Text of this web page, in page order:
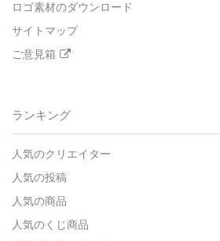
ロゴ素材のダウンロード
サイトマップ
ご意見箱
ランキング
人気のクリエイター
人気の投稿
人気の商品
人気のくじ商品